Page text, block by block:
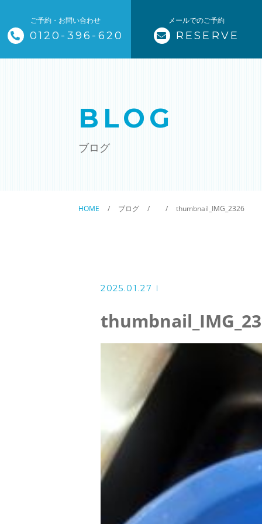
ご予約・お問い合わせ
0120-396-620
メールでのご予約
RESERVE
トップページ
クリニック施設清掃
風呂釜洗浄・追い炊き配管クリ
スタッフ
よくある質問
アクセス
ブログ
ザ・そうじ職人からのお
BLOG
ブログ
HOME ブログ thumbnail_IMG_2326
2025.01.27